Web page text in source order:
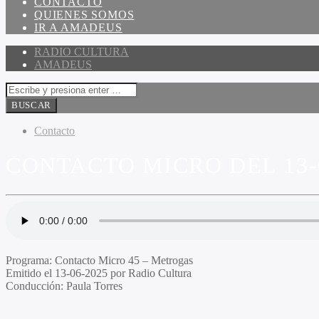
QUIENES SOMOS
IR A AMADEUS
RADIO CULTURA
AMADEUS
Contacto
Programa: Contacto Micro 45 – Metrogas
Emitido el 13-06-2025 por Radio Cultura
Conducción: Paula Torres